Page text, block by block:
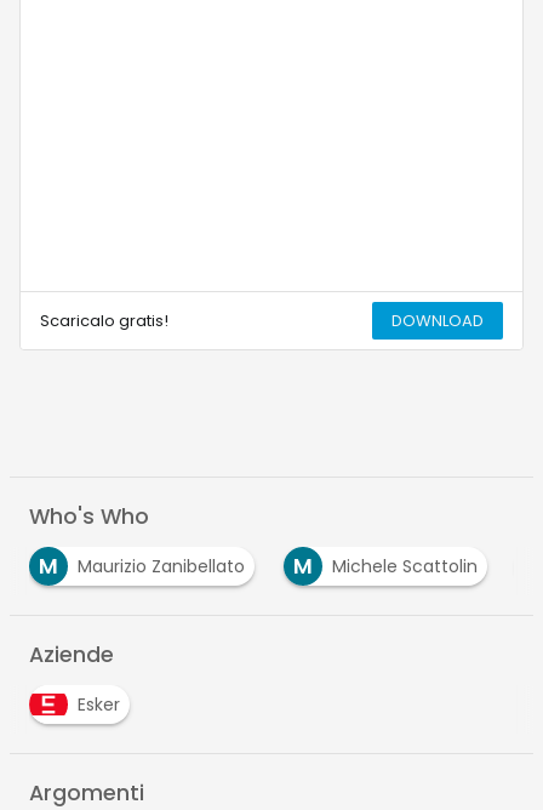
Scaricalo gratis! DOWNLOAD
Who's Who
M Michele Scattolin S Sabrina Berton
Aziende
Esker
Argomenti